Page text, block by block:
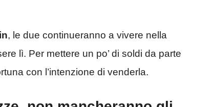
, le due continueranno a vivere nella
lì. Per mettere un po’ di soldi da parte
con l’intenzione di venderla.